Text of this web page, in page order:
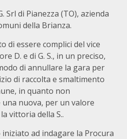
Srl di Pianezza (TO), azienda
della Brianza.
di essere complici del vice
D. e di G. S., in un preciso,
di annullare la gara per
di raccolta e smaltimento
in quanto non
nuova, per un valore
vittoria della S..
iniziato ad indagare la Procura